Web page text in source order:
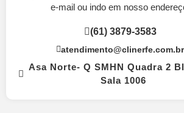
e-mail ou indo em nosso
(61) 3879-3583
atendimento@clinerfe.com.br
Asa Norte- Q SMHN Quadra 2
Sala 1006